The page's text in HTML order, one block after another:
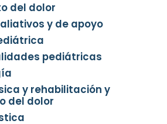
del dolor
y de apoyo
pediátricas
y rehabilitación y
del dolor